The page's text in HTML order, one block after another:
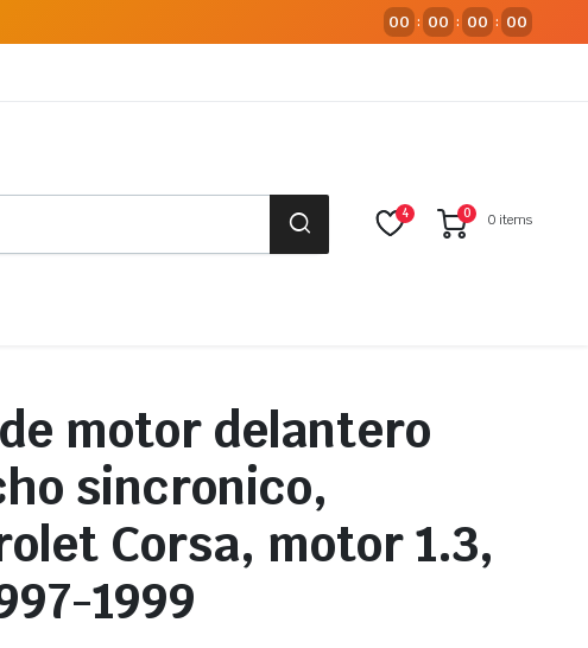
00 : 00 : 00 : 00
4 0 0 items
motor delantero
sincronico,
Corsa, motor 1.3,
1999